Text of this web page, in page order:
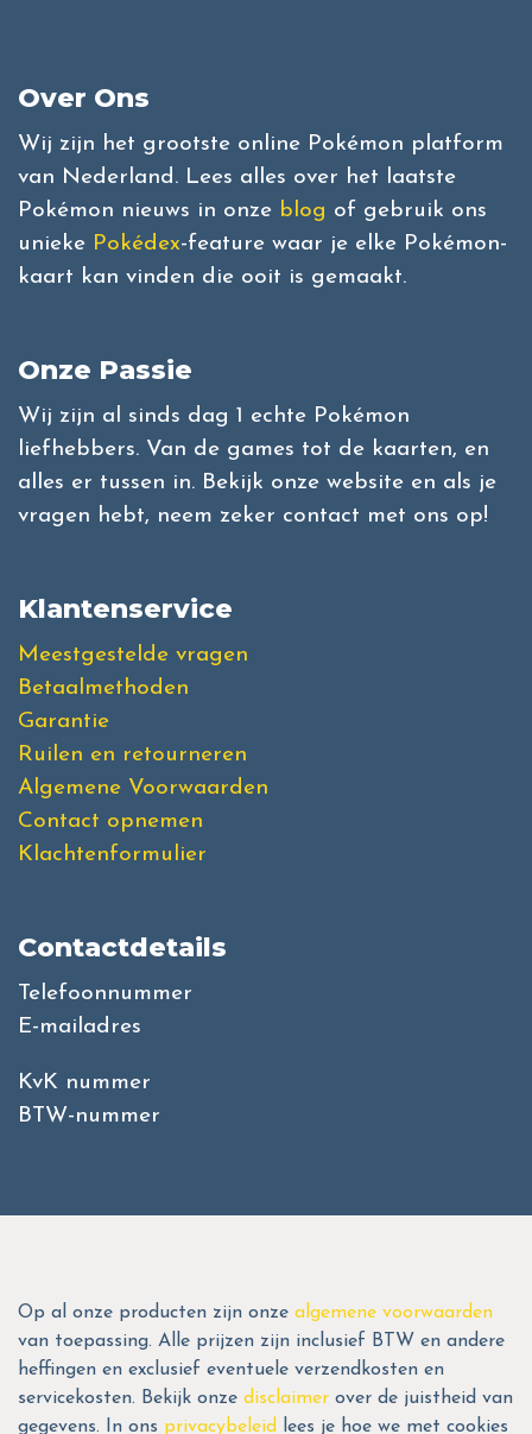
Over Ons
Wij zijn het grootste online Pokémon platform
van Nederland. Lees alles over het laatste
Pokémon nieuws in onze blog of gebruik ons
unieke Pokédex-feature waar je elke Pokémon-
kaart kan vinden die ooit is gemaakt.
Onze Passie
Wij zijn al sinds dag 1 echte Pokémon
liefhebbers. Van de games tot de kaarten, en
alles er tussen in. Bekijk onze website en als je
vragen hebt, neem zeker contact met ons op!
Klantenservice
Meestgestelde vragen
Betaalmethoden
Garantie
Ruilen en retourneren
Algemene Voorwaarden
Contact opnemen
Klachtenformulier
Contactdetails
Telefoonnummer
E-mailadres
KvK nummer
BTW-nummer
Op al onze producten zijn onze algemene voorwaarden
van toepassing. Alle prijzen zijn inclusief BTW en andere
heffingen en exclusief eventuele verzendkosten en
servicekosten. Bekijk onze disclaimer over de juistheid van
gegevens. In ons privacybeleid lees je hoe we met cookies